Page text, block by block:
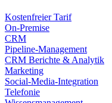
Kostenfreier Tarif
On-Premise
CRM
Pipeline-Management
CRM Berichte & Analytik
Marketing
Social-Media-Integration
Telefonie